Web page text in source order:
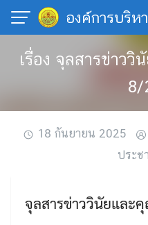
Skip
content
องค์การบริห
เรื่อง จุลสารข่าว
8/
18 กันยายน 2025
ประช
จุลสารข่าววินัยและ